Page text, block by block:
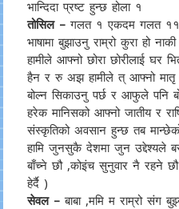
भान्दिदा प्रष्ट हुन्छ होला १
तोसिल –गलत १ एकदम गलत ११
भाषामा बुझाउनु राम्रो कुरा हो
हामीले आफ्नो छोरा छोरीलाई घर
हैन र रु अझ हामीले त् आफ्नो मातृ
बोल्न सिकाउनु पर्छ र आफुले पनि
हरेक मानिसको आफ्नो जातीय र
संस्कृतिको अवसान हुन्छ तब
हामि जुनसुकै देशमा जुन उद्देश्यले
बाँच्ने छौ ,कोइंच सुनुवार नै रहने
हेर्दै )
सेवल –बाबा ,ममि म राम्रो संग